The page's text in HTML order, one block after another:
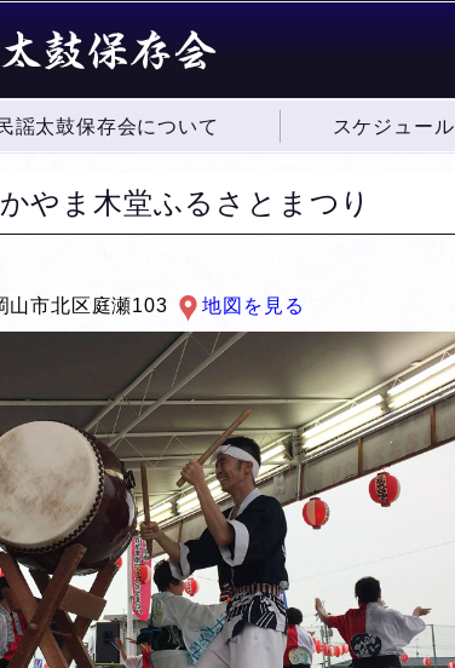
謡太鼓保存会について スケジュール
やま木堂ふるさとまつり
山市北区庭瀬103 地図を見る